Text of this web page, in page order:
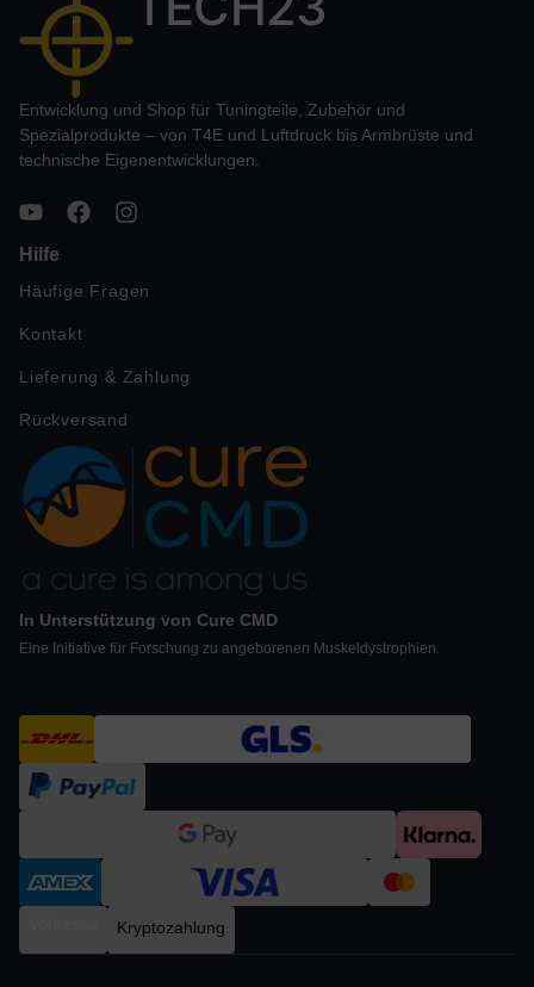
Entwicklung und Shop für Tuningteile, Zubehör und
Spezialprodukte – von T4E und Luftdruck bis Armbrüste und
technische Eigenentwicklungen.
Hilfe
Häufige Fragen
Kontakt
Lieferung & Zahlung
Rückversand
In Unterstützung von Cure CMD
Eine Initiative für Forschung zu angeborenen Muskeldystrophien.
Kryptozahlung